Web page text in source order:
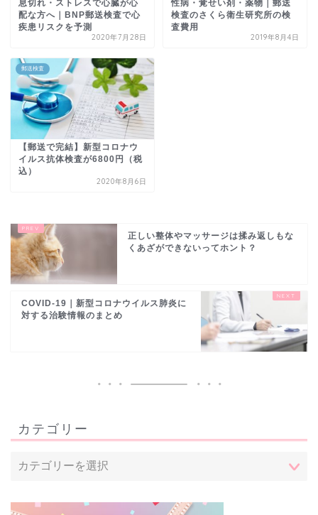
息切れ・ストレスで心臓が心
配な方へ｜BNP郵送検査で心
疾患リスクを予測
2020年7月28日
性病・覚せい剤・薬物｜郵送
検査のさくら衛生研究所の検
査費用
2019年8月4日
郵送検査
【郵送で完結】新型コロナウ
イルス抗体検査が6800円（税
込）
2020年8月6日
正しい整体やマッサージは揉み返しもな
くあざができないってホント？
COVID-19｜新型コロナウイルス肺炎に
対する治験情報のまとめ
カテゴリー